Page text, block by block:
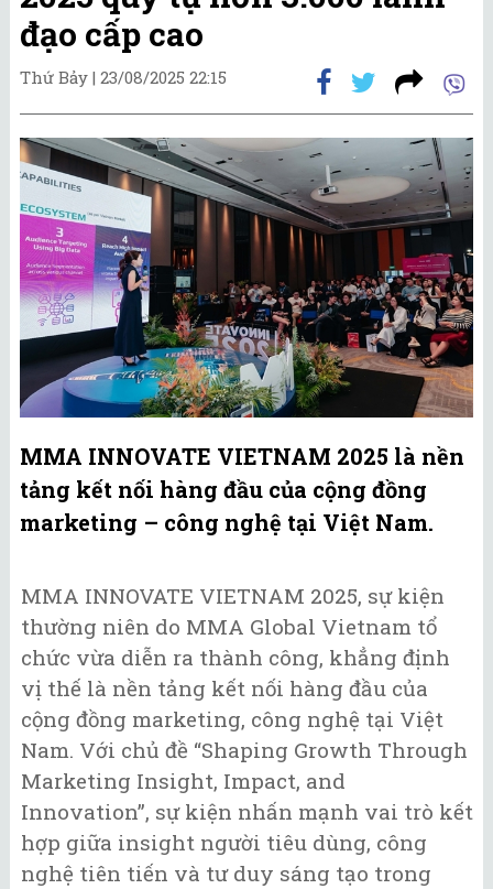
đạo cấp cao
Thứ Bảy | 23/08/2025 22:15
MMA INNOVATE VIETNAM 2025 là nền
tảng kết nối hàng đầu của cộng đồng
marketing – công nghệ tại Việt Nam.
MMA INNOVATE VIETNAM 2025, sự kiện
thường niên do MMA Global Vietnam tổ
chức vừa diễn ra thành công, khẳng định
vị thế là nền tảng kết nối hàng đầu của
cộng đồng marketing, công nghệ tại Việt
Nam. Với chủ đề “Shaping Growth Through
Marketing Insight, Impact, and
Innovation”, sự kiện nhấn mạnh vai trò kết
hợp giữa insight người tiêu dùng, công
nghệ tiên tiến và tư duy sáng tạo trong